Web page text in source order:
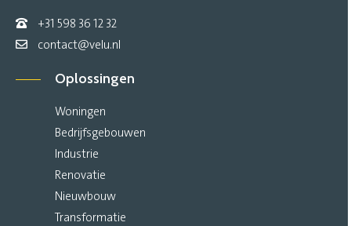
+31 598 36 12 32
contact@velu.nl
Oplossingen
Woningen
Bedrijfsgebouwen
Industrie
Renovatie
Nieuwbouw
Transformatie